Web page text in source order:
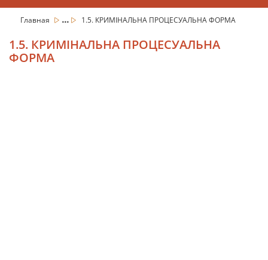
Главная ... 1.5. КРИМІНАЛЬНА ПРОЦЕСУАЛЬНА ФОРМА
1.5. КРИМІНАЛЬНА ПРОЦЕСУАЛЬНА
ФОРМА